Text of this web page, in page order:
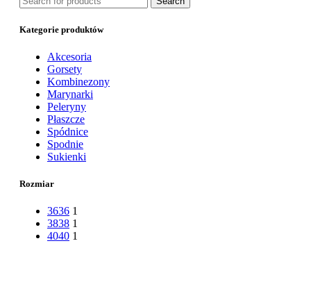
Kategorie produktów
Akcesoria
Gorsety
Kombinezony
Marynarki
Peleryny
Płaszcze
Spódnice
Spodnie
Sukienki
Rozmiar
3636 1
3838 1
4040 1